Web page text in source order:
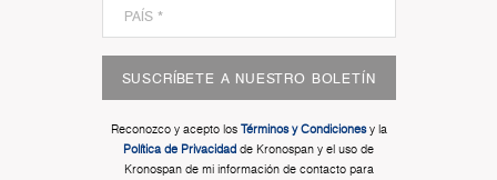
SUSCRÍBETE A NUESTRO BOLETÍN
Reconozco y acepto los Términos y Condicionesy la
Política de Privacidad de Kronospan y el uso de
Kronospan de mi información de contacto para